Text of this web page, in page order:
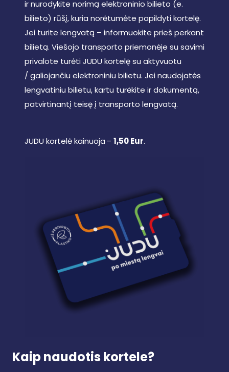
ir nurodykite norimą elektroninio bilieto (e.
bilieto) rūšį, kuria norėtumėte papildyti kortelę.
Jei turite lengvatą – informuokite prieš perkant
bilietą. Viešojo transporto priemonėje su savimi
privalote turėti JUDU kortelę su aktyvuotu
/ galiojančiu elektroniniu bilietu. Jei naudojatės
lengvatiniu bilietu, kartu turėkite ir dokumentą,
patvirtinantį teisę į transporto lengvatą.
JUDU kortelė kainuoja – 1,50 Eur.
Kaip naudotis kortele?